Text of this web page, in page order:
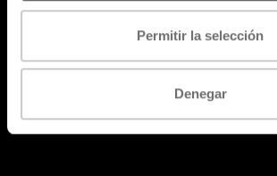
Permitir la selección
Denegar